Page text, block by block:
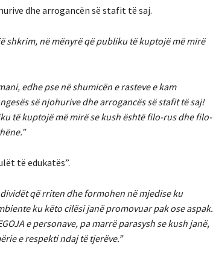
dhe arrogancën së stafit të saj.
shkrim, në mënyrë që publiku të kuptojë më mirë
edhe pse në shumicën e rasteve e kam
së njohurive dhe arrogancës së stafit të saj!
të kuptojë më mirë se kush është filo-rus dhe filo-
të edukatës”.
që rriten dhe formohen në mjedise ku
ku këto cilësi janë promovuar pak ose aspak.
e personave, pa marrë parasysh se kush janë,
e respekti ndaj të tjerëve.”